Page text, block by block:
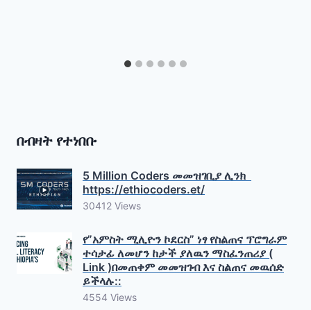
በብዛት የተነበቡ
5 Million Coders መመዝገቢያ ሊንክ
https://ethiocoders.et/
30412 Views
የ”አምስት ሚሊዮን ኮደርስ” ነፃ የስልጠና ፕሮግራም
ተሳታፊ ለመሆን ከታች ያለዉን ማስፈንጠሪያ (
Link )በመጠቀም መመዝገብ እና ስልጠና መዉሰድ
ይችላሉ::
4554 Views